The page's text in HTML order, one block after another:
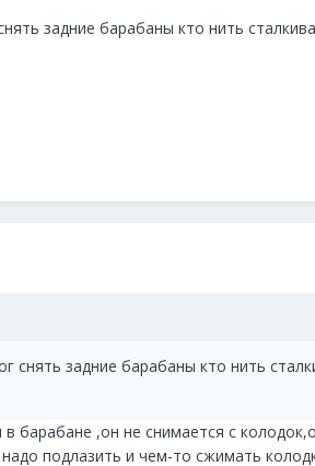
задние барабаны кто нить
снять задние барабаны кто нить
барабане ,он не снимается с
подлазить и чем-то сжимать